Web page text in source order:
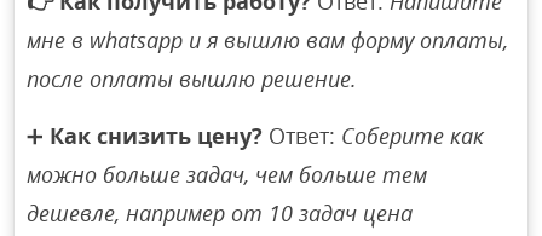
мне в whatsapp и я вышлю вам форму оплаты,
после оплаты вышлю решение.
➕ Как снизить цену? Ответ: Соберите как
можно больше задач, чем больше тем
дешевле, например от 10 задач цена